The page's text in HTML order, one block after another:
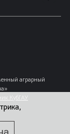
аграрный
КубГАУ